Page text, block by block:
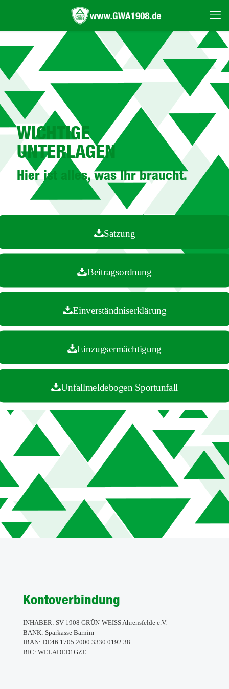
WICHTIGE
UNTERLAGEN
Hier ist alles, was Ihr braucht.
Satzung
Beitragsordnung
Einverständniserklärung
Einzugsermächtigung
Unfallmeldebogen Sportunfall
Kontoverbindung
INHABER: SV 1908 GRÜN-WEISS Ahrensfelde e.V.
BANK: Sparkasse Barnim
IBAN: DE46 1705 2000 3330 0192 38
BIC: WELADED1GZE